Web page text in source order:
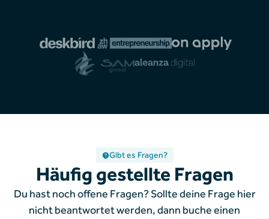
Gibt es Fragen?
Häufig gestellte Fragen
Du hast noch offene Fragen? Sollte deine Frage hier
nicht beantwortet werden, dann buche einen